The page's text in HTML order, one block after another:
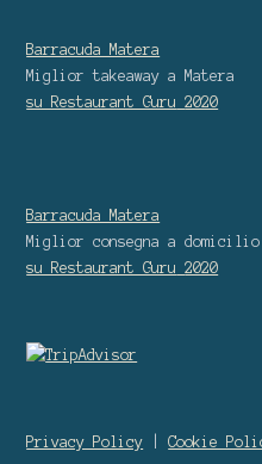
Barracuda Matera
Miglior takeaway a Matera
su Restaurant Guru
2020
Barracuda Matera
Miglior consegna a domicilio
su Restaurant Guru
2020
Privacy Policy |Cookie